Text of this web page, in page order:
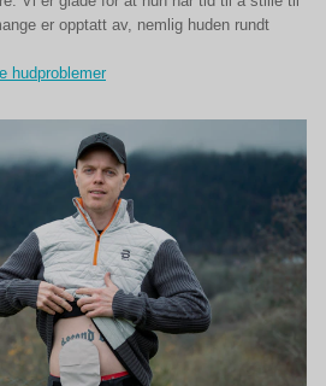
er opptatt av, nemlig huden rundt
hudproblemer